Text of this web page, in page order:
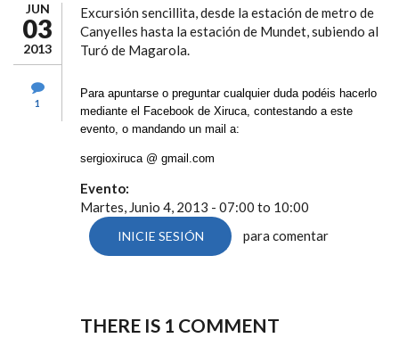
JUN
03
2013
1
Excursión sencillita, desde la estación de metro de
Canyelles hasta la estación de Mundet, subiendo al
Turó de Magarola.
Para apuntarse o preguntar cualquier duda podéis hacerlo
mediante el Facebook de Xiruca, contestando a este
evento, o mandando un mail a:
sergioxiruca @ gmail.com
Evento:
Martes, Junio 4, 2013 - 07:00 to 10:00
INICIE SESIÓN para comentar
THERE IS 1 COMMENT